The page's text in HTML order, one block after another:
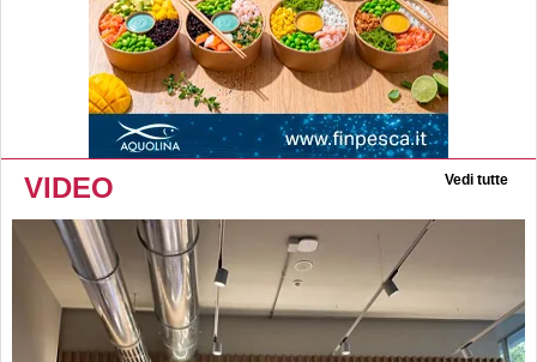
VIDEO Vedi tutte